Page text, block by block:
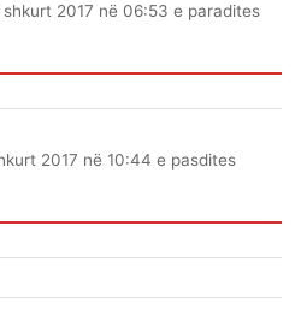
shkurt 2017 në 06:53 e paradites
2017 në 10:44 e pasdites